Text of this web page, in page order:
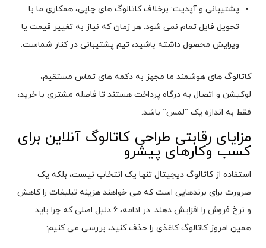
پشتیبانی و آپدیت: برخلاف کاتالوگ های چاپی، همکاری ما با
تحویل فایل تمام نمی شود. هر زمان که نیاز به تغییر قیمت یا
ویرایش محصول داشته باشید، تیم پشتیبانی در کنار شماست.
کاتالوگ های هوشمند ما مجهز به دکمه های تماس مستقیم،
لوکیشن و اتصال به درگاه پرداخت هستند تا فاصله مشتری با خرید،
فقط به اندازه یک “لمس” باشد.
مزایای رقابتی طراحی کاتالوگ آنلاین برای
کسب وکارهای پیشرو
استفاده از کاتالوگ دیجیتال تنها یک انتخاب نیست، بلکه یک
ضرورت برای برندهایی است که می خواهند هزینه تبلیغات را کاهش
و نرخ فروش را افزایش دهند. در ادامه، ۶ دلیل اصلی که چرا باید
همین امروز کاتالوگ کاغذی را حذف کنید، بررسی می کنیم: